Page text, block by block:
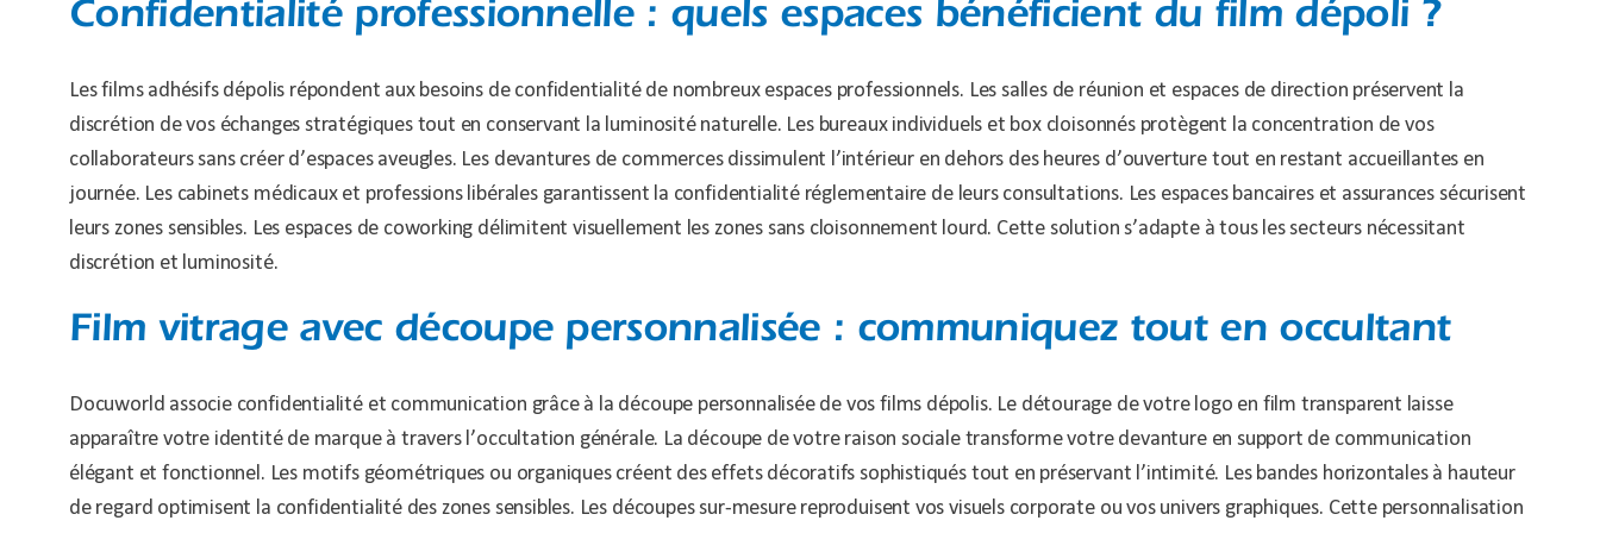
Confidentialité professionnelle : quels espaces bénéficient du film dépoli ?
Les films adhésifs dépolis répondent aux besoins de confidentialité de nombreux espaces professionnels. Les salles de réunion et espaces de direction préservent la
discrétion de vos échanges stratégiques tout en conservant la luminosité naturelle. Les bureaux individuels et box cloisonnés protègent la concentration de vos
collaborateurs sans créer d’espaces aveugles. Les devantures de commerces dissimulent l’intérieur en dehors des heures d’ouverture tout en restant accueillantes en
journée. Les cabinets médicaux et professions libérales garantissent la confidentialité réglementaire de leurs consultations. Les espaces bancaires et assurances sécurisent
leurs zones sensibles. Les espaces de coworking délimitent visuellement les zones sans cloisonnement lourd. Cette solution s’adapte à tous les secteurs nécessitant
discrétion et luminosité.
Film vitrage avec découpe personnalisée : communiquez tout en occultant
Docuworld associe confidentialité et communication grâce à la découpe personnalisée de vos films dépolis. Le détourage de votre logo en film transparent laisse
apparaître votre identité de marque à travers l’occultation générale. La découpe de votre raison sociale transforme votre devanture en support de communication
élégant et fonctionnel. Les motifs géométriques ou organiques créent des effets décoratifs sophistiqués tout en préservant l’intimité. Les bandes horizontales à hauteur
de regard optimisent la confidentialité des zones sensibles. Les découpes sur-mesure reproduisent vos visuels corporate ou vos univers graphiques. Cette personnalisation